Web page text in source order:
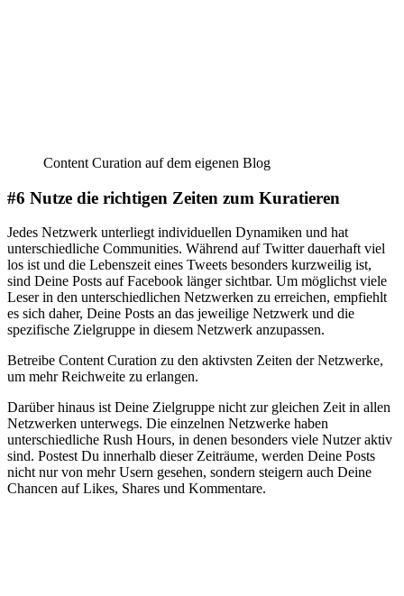
Content Curation auf dem eigenen Blog
#6 Nutze die richtigen Zeiten zum Kuratieren
Jedes Netzwerk unterliegt individuellen Dynamiken und hat
unterschiedliche Communities. Während auf Twitter dauerhaft viel
los ist und die Lebenszeit eines Tweets besonders kurzweilig ist,
sind Deine Posts auf Facebook länger sichtbar. Um möglichst viele
Leser in den unterschiedlichen Netzwerken zu erreichen, empfiehlt
es sich daher, Deine Posts an das jeweilige Netzwerk und die
spezifische Zielgruppe in diesem Netzwerk anzupassen.
Betreibe Content Curation zu den aktivsten Zeiten der Netzwerke,
um mehr Reichweite zu erlangen.
Darüber hinaus ist Deine Zielgruppe nicht zur gleichen Zeit in allen
Netzwerken unterwegs. Die einzelnen Netzwerke haben
unterschiedliche Rush Hours, in denen besonders viele Nutzer aktiv
sind. Postest Du innerhalb dieser Zeiträume, werden Deine Posts
nicht nur von mehr Usern gesehen, sondern steigern auch Deine
Chancen auf Likes, Shares und Kommentare.